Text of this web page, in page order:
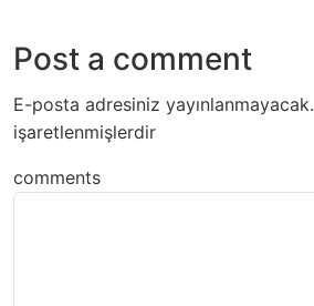
Post a comment
E-posta adresiniz yayınlanmayacak.
işaretlenmişlerdir
comments